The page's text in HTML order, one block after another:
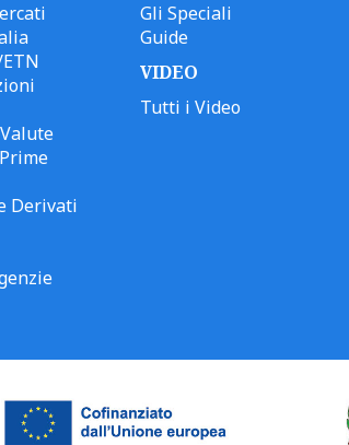
Derivati
Gli Speciali
Guide
VIDEO
Tutti i Video